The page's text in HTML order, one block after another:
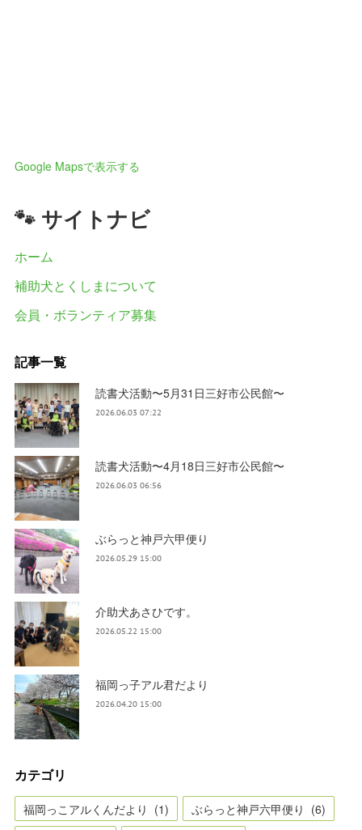
Google Mapsで表示する
🐾 サイトナビ
ホーム
補助犬とくしまについて
会員・ボランティア募集
記事一覧
読書犬活動〜5月31日三好市公民館〜
2026.06.03 07:22
読書犬活動〜4月18日三好市公民館〜
2026.06.03 06:56
ぶらっと神戸六甲便り
2026.05.29 15:00
介助犬あさひです。
2026.05.22 15:00
福岡っ子アル君だより
2026.04.20 15:00
カテゴリ
福岡っこアルくんだより (1) ぶらっと神戸六甲便り (6)